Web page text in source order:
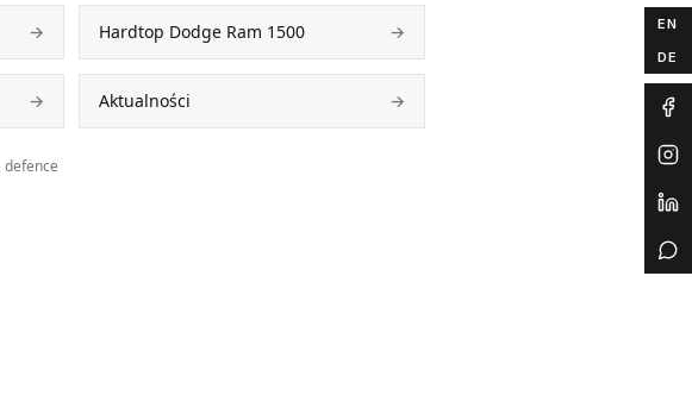
→ Hardtop Dodge Ram 1500 →
→ Aktualności →
defence
EN
DE